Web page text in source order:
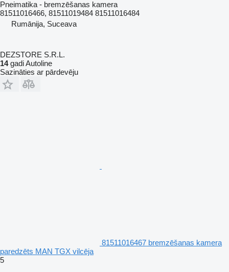
Pneimatika - bremzēšanas kamera
81511016466, 81511019484 81511016484
Rumānija, Suceava
DEZSTORE S.R.L.
14gadi Autoline
Sazināties ar pārdevēju
81511016467 bremzēšanas kamera
paredzēts MAN TGX vilcēja
5